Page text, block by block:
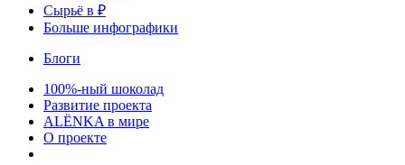
Сырьё в ₽
Больше инфографики
Блоги
100%-ный шоколад
Развитие проекта
ALЁNKA в мире
О проекте